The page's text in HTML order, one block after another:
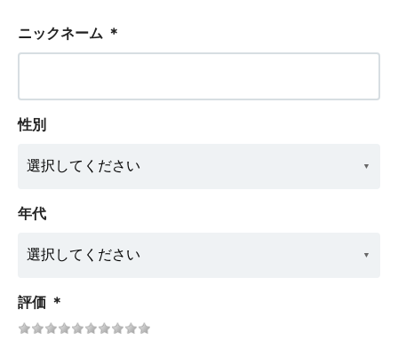
ニックネーム ＊
性別
年代
評価 ＊